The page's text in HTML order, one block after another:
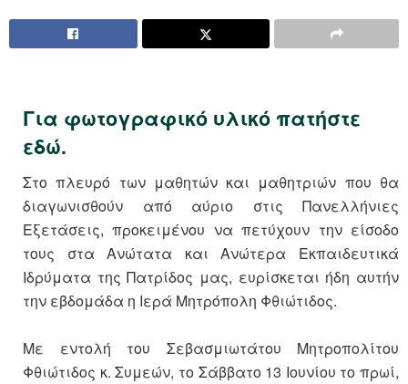
Για φωτογραφικό υλικό πατήστε
εδώ.
Στο πλευρό των μαθητών και μαθητριών που θα
διαγωνισθούν από αύριο στις Πανελλήνιες
Εξετάσεις, προκειμένου να πετύχουν την είσοδο
τους στα Aνώτατα και Aνώτερα Εκπαιδευτικά
Ιδρύματα της Πατρίδος μας, ευρίσκεται ήδη αυτήν
την εβδομάδα η Ιερά Μητρόπολη Φθιώτιδος.
Με εντολή του Σεβασμιωτάτου Μητροπολίτου
Φθιώτιδος κ. Συμεών, το Σάββατο 13 Ιουνίου το πρωί,